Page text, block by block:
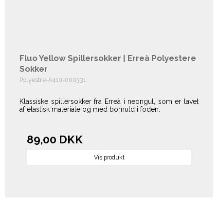
Fluo Yellow Spillersokker | Erreà Polyestere
Sokker
Polyestre-A410-000331
Klassiske spillersokker fra Erreà i neongul, som er lavet
af elastisk materiale og med bomuld i foden.
89,00 DKK
Vis produkt